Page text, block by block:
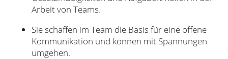
Arbeit von Teams.
Sie schaffen im Team die Basis für eine offene
Kommunikation und können mit Spannungen
umgehen.